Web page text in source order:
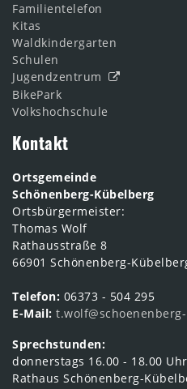
Familientelefon
Kitas
Waldkindergarten
Schulen
Jugendzentrum
BikePark
Volkshochschule
Kontakt
Ortsgemeinde
Schönenberg-Kübelberg
Ortsbürgermeister:
Thomas Wolf
Rathausstraße 8
66901 Schönenberg-
Telefon: 06373 - 504 295
E-Mail:
Sprechstunden:
donnerstags 16.00 - 18.00 Uhr
Rathaus Schönenberg-